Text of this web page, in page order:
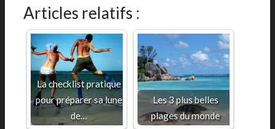
Articles relatifs :
La checklist pratique
pour préparer sa lune
de…
Les 3 plus belles
plages du monde